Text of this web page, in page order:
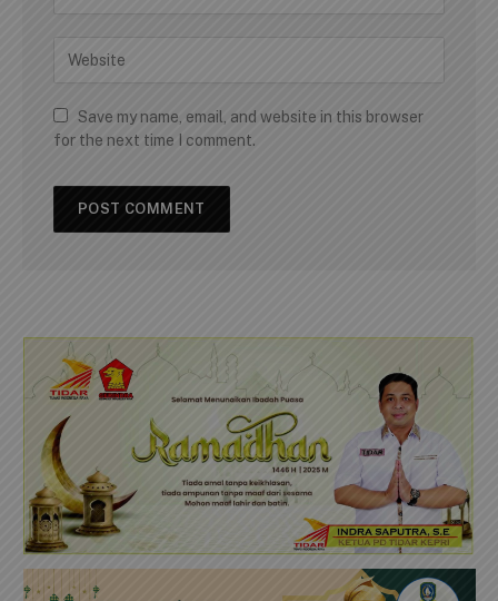
Save my name, email, and website in this browser
for the next time I comment.